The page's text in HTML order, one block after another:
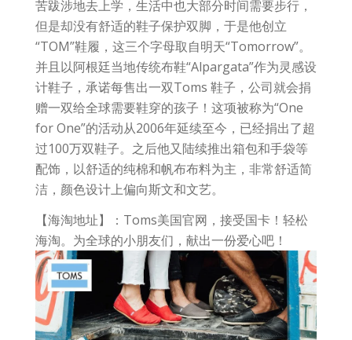
苦跋涉地去上学，生活中也大部分时间需要步行，
但是却没有舒适的鞋子保护双脚，于是他创立
“TOM”鞋履，这三个字母取自明天“Tomorrow”。
并且以阿根廷当地传统布鞋“Alpargata”作为灵感设
计鞋子，承诺每售出一双Toms 鞋子，公司就会捐
赠一双给全球需要鞋穿的孩子！这项被称为“One
for One”的活动从2006年延续至今，已经捐出了超
过100万双鞋子。之后他又陆续推出箱包和手袋等
配饰，以舒适的纯棉和帆布布料为主，非常舒适简
洁，颜色设计上偏向斯文和文艺。
【海淘地址】：Toms美国官网，接受国卡！轻松
海淘。为全球的小朋友们，献出一份爱心吧！